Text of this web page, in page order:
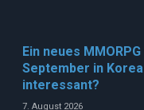
Ein neues
September in
interessant?
7. August 2026